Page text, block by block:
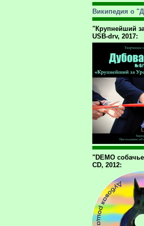
Википедия о
"Крупнейший
USB-drv, 2017:
"DEMO
CD, 2012: